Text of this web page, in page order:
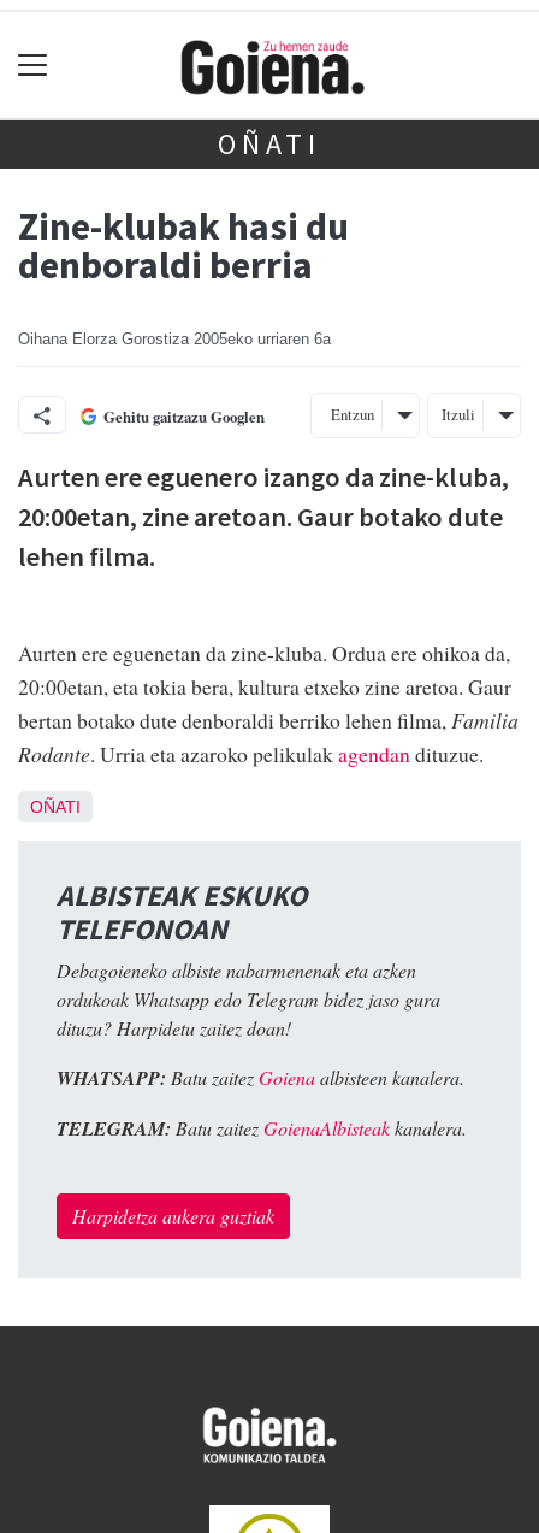
OÑATI
Zine-klubak hasi du
denboraldi berria
Oihana Elorza Gorostiza 2005eko urriaren 6a
Gehitu gaitzazu Googlen Entzun Itzuli
Aurten ere eguenero izango da zine-kluba,
20:00etan, zine aretoan. Gaur botako dute
lehen filma.
Aurten ere eguenetan da zine-kluba. Ordua ere ohikoa da,
20:00etan, eta tokia bera, kultura etxeko zine aretoa. Gaur
bertan botako dute denboraldi berriko lehen filma,Familia
Rodante. Urria eta azaroko pelikulakagendandituzue.
OÑATI
ALBISTEAK ESKUKO
TELEFONOAN
Debagoieneko albiste nabarmenenak eta azken
ordukoak Whatsapp edo Telegram bidez jaso gura
dituzu? Harpidetu zaitez doan!
WHATSAPP: Batu zaitezGoienaalbisteen kanalera.
TELEGRAM: Batu zaitezGoienaAlbisteakkanalera.
Harpidetza aukera guztiak